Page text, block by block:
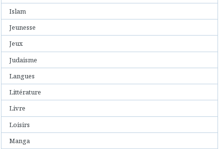
Islam
Jeunesse
Jeux
Judaisme
Langues
Littérature
Livre
Loisirs
Manga